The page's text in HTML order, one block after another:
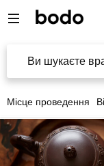
Ви шукаєте
Місце проведення